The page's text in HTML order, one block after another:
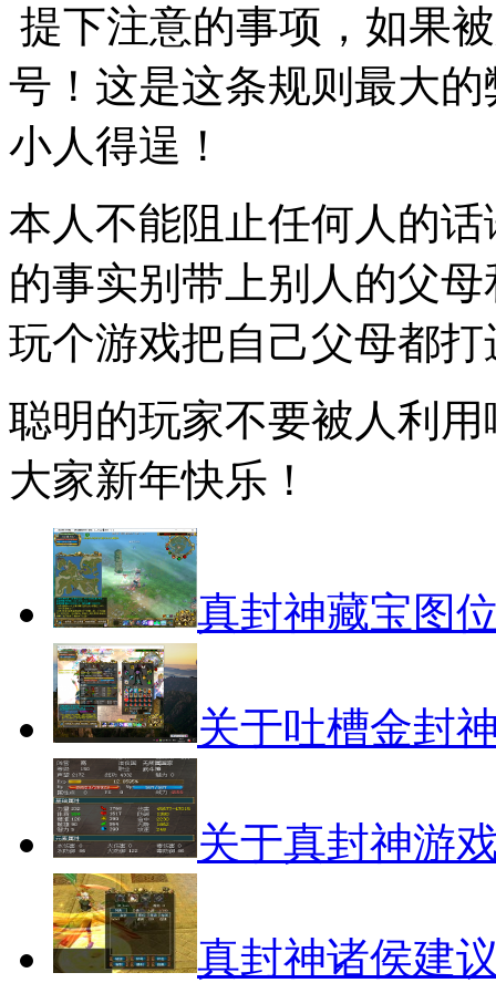
提下注意的事项，如果
号！这是这条规则最大
小人得逞！
本人不能阻止任何人的
的事实别带上别人的父
玩个游戏把自己父母都
聪明的玩家不要被人利
大家新年快乐！
真封神藏宝图
关于吐槽金封
关于真封神游
真封神诸侯建